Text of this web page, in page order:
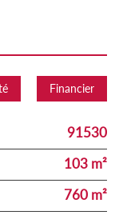
Financier
91530
103 m²
760 m²